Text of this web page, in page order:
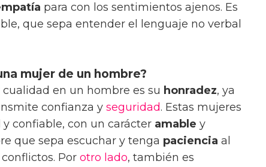
para con los sentimientos ajenos. Es
que sepa entender el lenguaje no verbal
mujer de un hombre?
en un hombre es su honradez, ya
confianza y seguridad. Estas mujeres
y confiable, con un carácter amable y
que sepa escuchar y tenga paciencia al
Por otro lado, también es